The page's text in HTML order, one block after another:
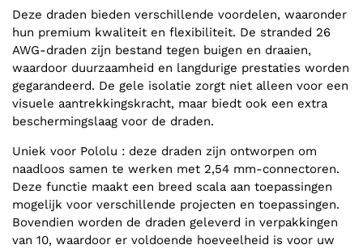
Deze draden bieden verschillende voordelen, waaronder
hun premium kwaliteit en flexibiliteit. De stranded 26
AWG-draden zijn bestand tegen buigen en draaien,
waardoor duurzaamheid en langdurige prestaties worden
gegarandeerd. De gele isolatie zorgt niet alleen voor een
visuele aantrekkingskracht, maar biedt ook een extra
beschermingslaag voor de draden.
Uniek voor Pololu : deze draden zijn ontworpen om
naadloos samen te werken met 2,54 mm-connectoren.
Deze functie maakt een breed scala aan toepassingen
mogelijk voor verschillende projecten en toepassingen.
Bovendien worden de draden geleverd in verpakkingen
van 10, waardoor er voldoende hoeveelheid is voor uw